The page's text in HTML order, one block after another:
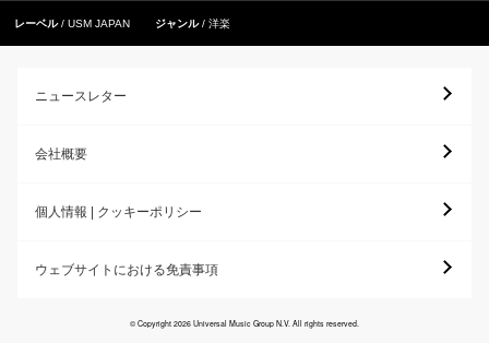
レーベル USM JAPAN ジャンル 洋楽
ニュースレター
会社概要
個人情報 | クッキーポリシー
ウェブサイトにおける免責事項
© Copyright 2026 Universal Music Group N.V. All rights reserved.